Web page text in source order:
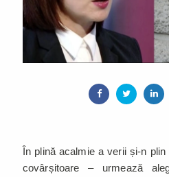
În plină acalmie a verii și-n
covârșitoare – urmează